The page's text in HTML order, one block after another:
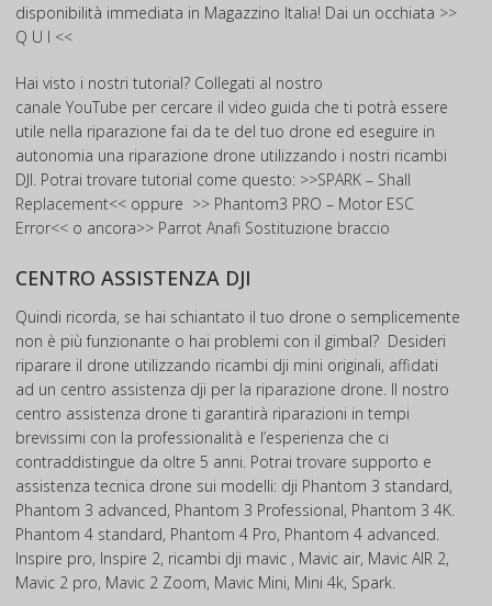
disponibilità immediata in Magazzino Italia! Dai un occhiata >>
Q U I <<
Hai visto i nostri tutorial? Collegati al nostro
canale YouTube per cercare il video guida che ti potrà essere
utile nella riparazione fai da te del tuo drone ed eseguire in
autonomia una riparazione drone utilizzando i nostri ricambi
DJI. Potrai trovare tutorial come questo: >>SPARK – Shall
Replacement<< oppure >> Phantom3 PRO – Motor ESC
Error<< o ancora>> Parrot Anafi Sostituzione braccio
CENTRO ASSISTENZA DJI
Quindi ricorda, se hai schiantato il tuo drone o semplicemente
non è più funzionante o hai problemi con il gimbal? Desideri
riparare il drone utilizzando ricambi dji mini originali, affidati
ad un centro assistenza dji per la riparazione drone. Il nostro
centro assistenza drone ti garantirà riparazioni in tempi
brevissimi con la professionalità e l’esperienza che ci
contraddistingue da oltre 5 anni. Potrai trovare supporto e
assistenza tecnica drone sui modelli: dji Phantom 3 standard,
Phantom 3 advanced, Phantom 3 Professional, Phantom 3 4K.
Phantom 4 standard, Phantom 4 Pro, Phantom 4 advanced.
Inspire pro, Inspire 2, ricambi dji mavic , Mavic air, Mavic AIR 2,
Mavic 2 pro, Mavic 2 Zoom, Mavic Mini, Mini 4k, Spark.